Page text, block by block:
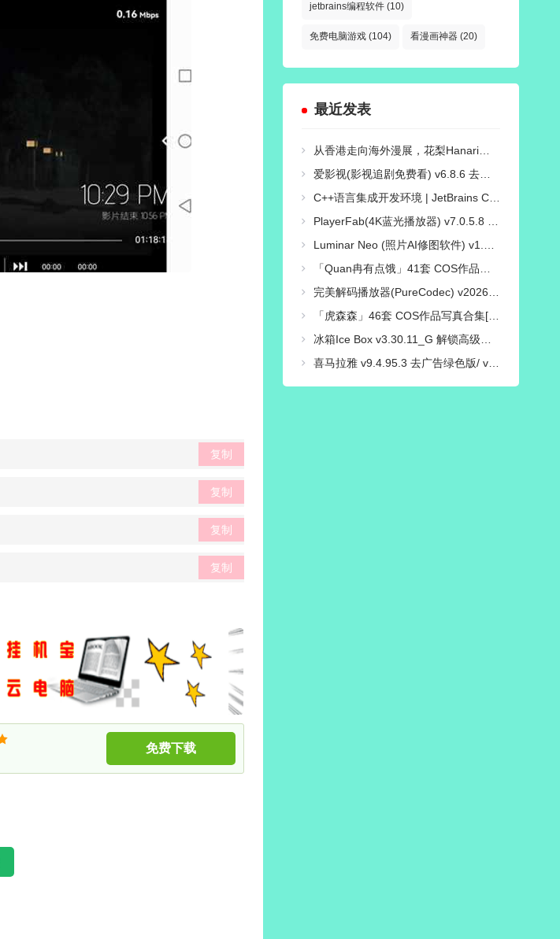
复制
复制
复制
复制
免费下载
jetbrains编程软件 (10)
免费电脑游戏 (104) 看漫画神器 (20)
最近发表
从香港走向海外漫展，花梨Hanari如何打造自己的Cosplay个人品牌？
爱影视(影视追剧免费看) v6.8.6 去广告纯净版
C++语言集成开发环境 | JetBrains CLion v2026.2.0 直装激活版
PlayerFab(4K蓝光播放器) v7.0.5.8 绿色便携版
Luminar Neo (照片AI修图软件) v1.28.0 中文绿色电脑版
「Quan冉有点饿」41套 COS作品写真合集[持续更新],穿越时光的文化使者，传统与现代的完美融合！
完美解码播放器(PureCodec) v2026.07.31 最新完整电脑版 | 电脑播放器影音解码包
「虎森森」46套 COS作品写真合集[持续更新],一个颜值与才华并存的Coser小姐姐
冰箱Ice Box v3.30.11_G 解锁高级会员版/一键冻结后台运行/省电省流
喜马拉雅 v9.4.95.3 去广告绿色版/ v3.4.10.3 极速版